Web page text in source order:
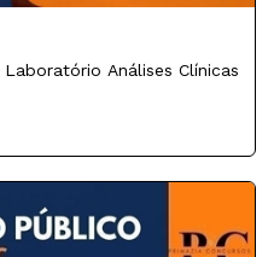
Análises Clínicas